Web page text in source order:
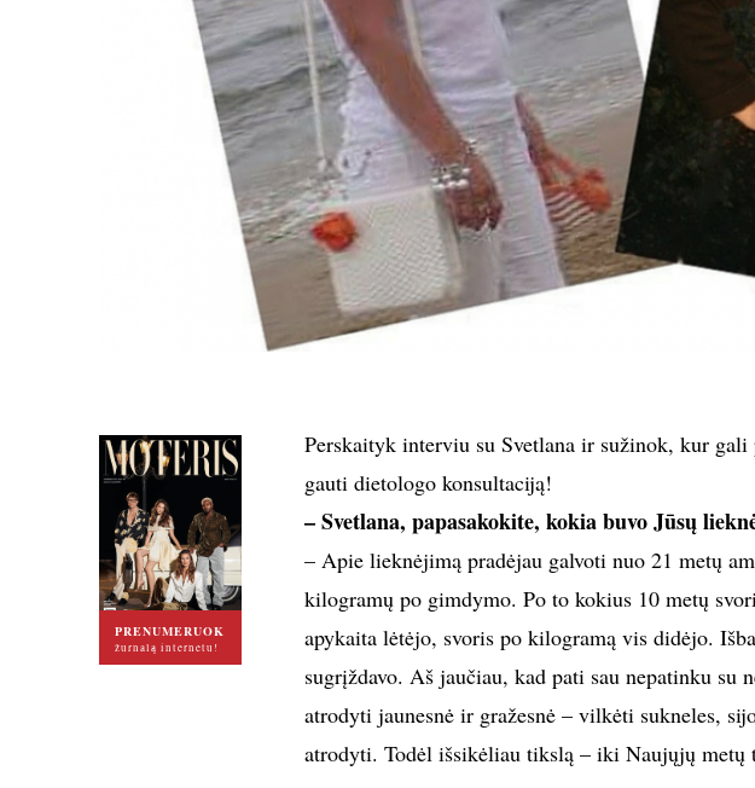
PRENUMERUOK
žurnalą internetu!
Perskaityk interviu su Svetlana ir sužinok, kur
gauti dietologo konsultaciją!
– Svetlana, papasakokite, kokia buvo Jūsų
– Apie lieknėjimą pradėjau galvoti nuo 21 metų
kilogramų po gimdymo. Po to kokius 10 metų
apykaita lėtėjo, svoris po kilogramą vis didėjo.
sugrįždavo. Aš jaučiau, kad pati sau nepatinku su
atrodyti jaunesnė ir gražesnė – vilkėti sukneles,
atrodyti. Todėl išsikėliau tikslą – iki Naujųjų metų